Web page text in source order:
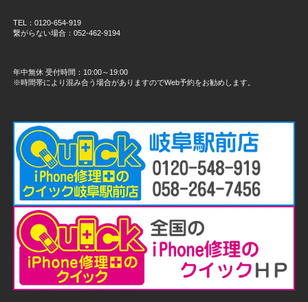
TEL：0120-654-919
繋がらない場合：052-462-9194
年中無休 受付時間：10:00～19:00
※時間帯により混み合う場合がありますのでWeb予約をお勧めします。